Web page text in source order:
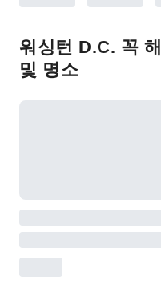
워싱턴 D.C. 꼭
및 명소